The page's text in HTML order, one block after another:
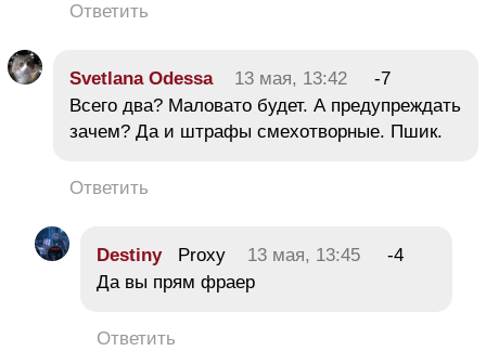
Ответить
Svetlana Odessa 13 мая, 13:42
-7
Всего два? Маловато будет. А предупреждать
зачем? Да и штрафы смехотворные. Пшик.
Ответить
DestinyProxy 13 мая, 13:45
-4
Да вы прям фраер
Ответить